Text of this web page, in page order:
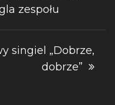
zespołu
singiel „Dobrze,
dobrze”